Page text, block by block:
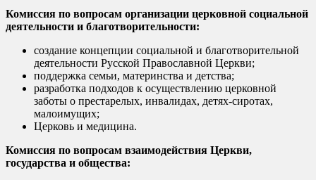
Комиссия по вопросам организации церковной социальной
деятельности и благотворительности:
создание концепции социальной и благотворительной
деятельности Русской Православной Церкви;
поддержка семьи, материнства и детства;
разработка подходов к осуществлению церковной
заботы о престарелых, инвалидах, детях-сиротах,
малоимущих;
Церковь и медицина.
Комиссия по вопросам взаимодействия Церкви,
государства и общества: